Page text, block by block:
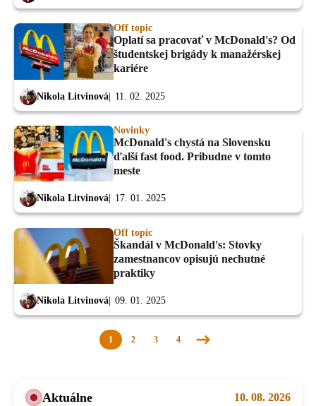
Off topic
Oplatí sa pracovať v McDonald's? Od
študentskej brigády k manažérskej
kariére
Nikola Litvinová 11. 02. 2025
Novinky
McDonald's chystá na Slovensku
ďalší fast food. Pribudne v tomto
meste
Nikola Litvinová 17. 01. 2025
Off topic
Škandál v McDonald's: Stovky
zamestnancov opisujú nechutné
praktiky
Nikola Litvinová 09. 01. 2025
1 2 3 4
Nasledujúca
Aktuálne 10. 08. 2026